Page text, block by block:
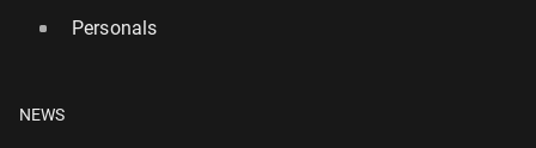
Personals
NEWS